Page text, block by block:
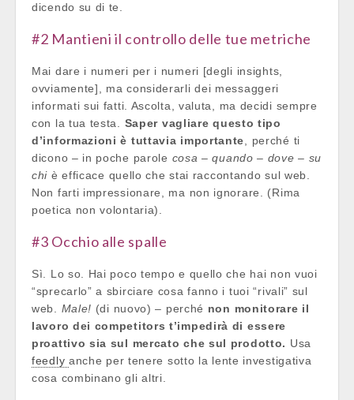
dicendo su di te.
#2 Mantieni il controllo delle tue metriche
Mai dare i numeri per i numeri [degli insights,
ovviamente], ma considerarli dei messaggeri
informati sui fatti. Ascolta, valuta, ma decidi sempre
con la tua testa. Saper vagliare questo tipo
d’informazioni è tuttavia importante , perché ti
dicono – in poche parole cosa – quando – dove – su
chi è efficace quello che stai raccontando sul web.
Non farti impressionare, ma non ignorare. (Rima
poetica non volontaria).
#3 Occhio alle spalle
Sì. Lo so. Hai poco tempo e quello che hai non vuoi
“sprecarlo” a sbirciare cosa fanno i tuoi “rivali” sul
web.
Male! (di nuovo) – perché non monitorare il
lavoro dei competitors t’impedirà di essere
proattivo sia sul mercato che sul prodotto. Usa
feedly anche per tenere sotto la lente investigativa
cosa combinano gli altri.